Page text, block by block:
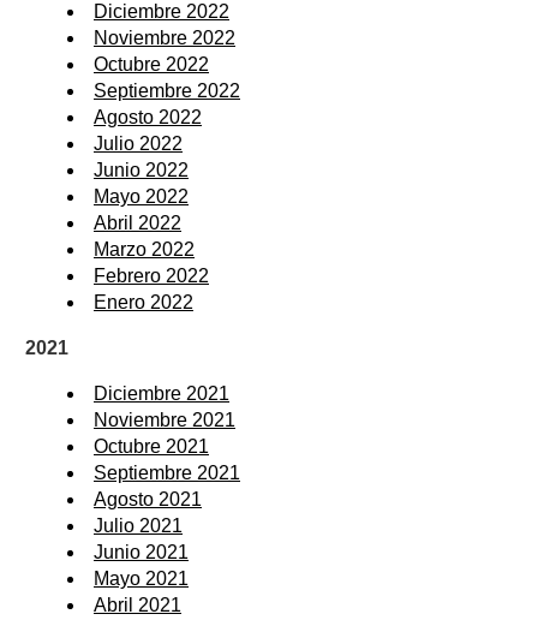
Diciembre 2022
Noviembre 2022
Octubre 2022
Septiembre 2022
Agosto 2022
Julio 2022
Junio 2022
Mayo 2022
Abril 2022
Marzo 2022
Febrero 2022
Enero 2022
2021
Diciembre 2021
Noviembre 2021
Octubre 2021
Septiembre 2021
Agosto 2021
Julio 2021
Junio 2021
Mayo 2021
Abril 2021